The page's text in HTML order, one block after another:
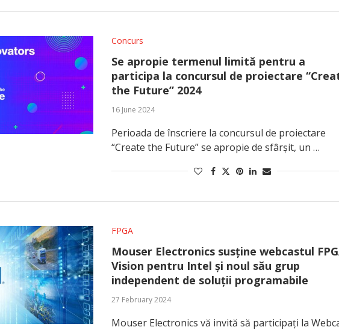
Concurs
Se apropie termenul limită pentru a
participa la concursul de proiectare
the Future” 2024
16 June 2024
Perioada de înscriere la concursul de proiectare
“Create the Future” se apropie de sfârșit, un …
FPGA
Mouser Electronics susține webcastul
Vision pentru Intel și noul său grup
independent de soluții programabile
27 February 2024
Mouser Electronics vă invită să participați la